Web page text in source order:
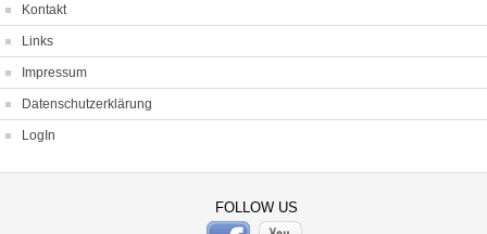
Kontakt
Links
Impressum
Datenschutzerklärung
LogIn
FOLLOW US